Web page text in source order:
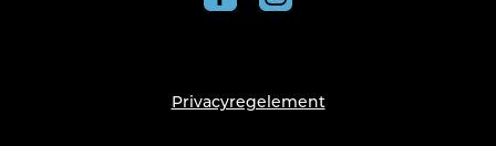
Privacyregelement